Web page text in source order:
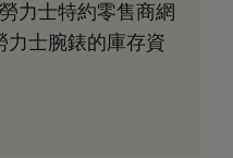
力士特約零售商網
力士腕錶的庫存資